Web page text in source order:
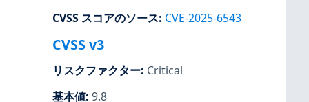
CVSS スコアのソース: CVE-2025-6543
CVSS v3
リスクファクター: Critical
基本値: 9.8